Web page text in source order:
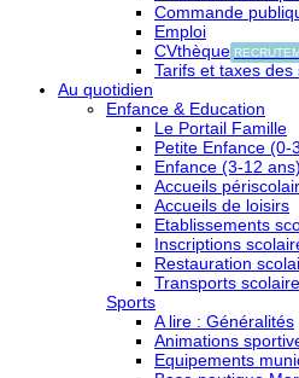
Commande
Emploi
CVthèque
Tarifs et taxes
Au quotidien
Enfance & Education
Le Portail Famille
Petite Enfance (0-
Enfance (3-12 ans)
Accueils
Accueils de loisirs
Etablissements
Inscriptions
Restauration
Transports
Sports
A lire : Généralités
Animations
Equipements